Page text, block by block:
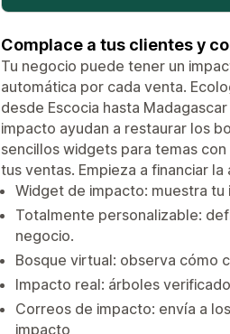
Complace a tus clientes y
Tu negocio puede tener un
automática por cada venta.
desde Escocia hasta
impacto ayudan a restaurar los
sencillos widgets para temas
tus ventas. Empieza a financiar
Widget de impacto: muestra
Totalmente personalizable:
negocio.
Bosque virtual: observa cómo
Impacto real: árboles
Correos de impacto: envía a
impacto